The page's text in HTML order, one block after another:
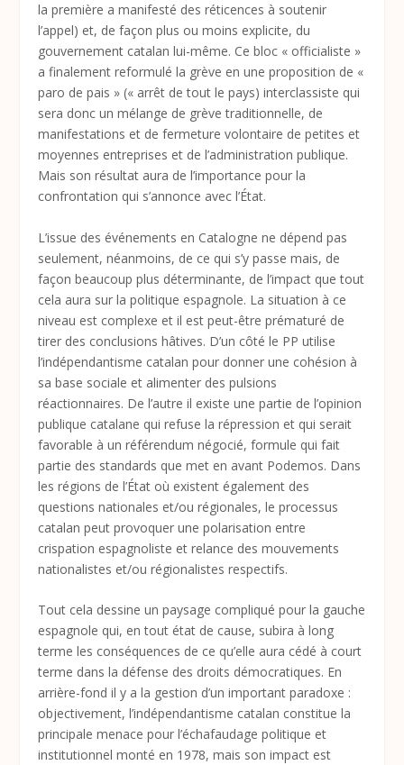
la première a manifesté des réticences à soutenir
l’appel) et, de façon plus ou moins explicite, du
gouvernement catalan lui-même. Ce bloc « officialiste »
a finalement reformulé la grève en une proposition de «
paro de pais » (« arrêt de tout le pays) interclassiste qui
sera donc un mélange de grève traditionnelle, de
manifestations et de fermeture volontaire de petites et
moyennes entreprises et de l’administration publique.
Mais son résultat aura de l’importance pour la
confrontation qui s’annonce avec l’État.
L’issue des événements en Catalogne ne dépend pas
seulement, néanmoins, de ce qui s’y passe mais, de
façon beaucoup plus déterminante, de l’impact que tout
cela aura sur la politique espagnole. La situation à ce
niveau est complexe et il est peut-être prématuré de
tirer des conclusions hâtives. D’un côté le PP utilise
l’indépendantisme catalan pour donner une cohésion à
sa base sociale et alimenter des pulsions
réactionnaires. De l’autre il existe une partie de l’opinion
publique catalane qui refuse la répression et qui serait
favorable à un référendum négocié, formule qui fait
partie des standards que met en avant Podemos. Dans
les régions de l’État où existent également des
questions nationales et/ou régionales, le processus
catalan peut provoquer une polarisation entre
crispation espagnoliste et relance des mouvements
nationalistes et/ou régionalistes respectifs.
Tout cela dessine un paysage compliqué pour la gauche
espagnole qui, en tout état de cause, subira à long
terme les conséquences de ce qu’elle aura cédé à court
terme dans la défense des droits démocratiques. En
arrière-fond il y a la gestion d’un important paradoxe :
objectivement, l’indépendantisme catalan constitue la
principale menace pour l’échafaudage politique et
institutionnel monté en 1978, mais son impact est